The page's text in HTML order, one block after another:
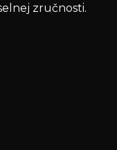
zručnosti.